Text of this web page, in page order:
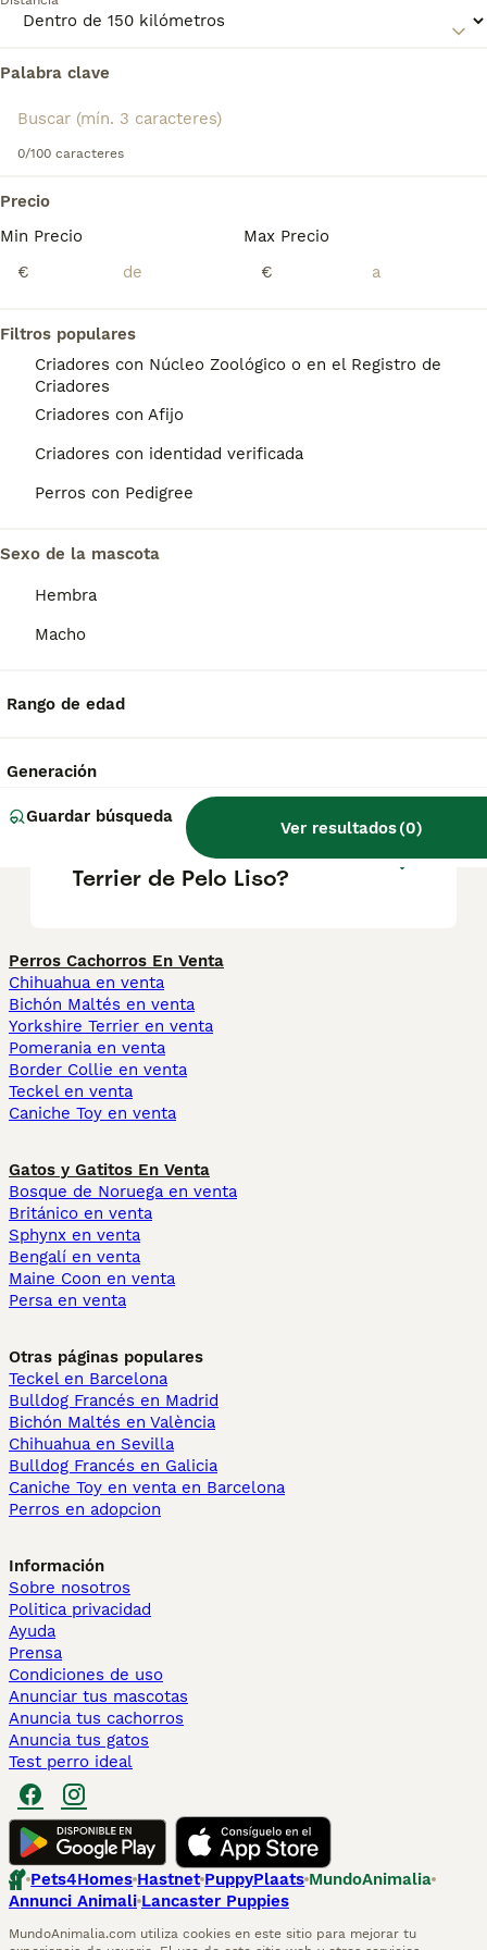
Palabra clave
0/100 caracteres
Precio
Min Precio
€
Max Precio
€
Filtros populares
Criadores con Núcleo Zoológico o en el Registro de
Criadores
Criadores con Afijo
Criadores con identidad verificada
Perros con Pedigree
Sexo de la mascota
Hembra
Macho
Rango de edad
Generación
Guardar búsqueda
Ver resultados(0)
Encontramos 0 Fox Terrier de Pelo Liso
Si deseas exactamente esta búsqueda guarda tu
búsqueda y espera el resultado perfecto:
Preguntas frecuentes
¿Los fox terriers de pelo liso
son buenas mascotas?
El Fox Terrier de pelo liso se adapta a todo
tipo de situaciones y estilos de vida. Puede
correr, jugar y explorar durante horas. Su
vitalidad lo convierte en un compañero
muchas aventuras.
¿Cuántos tipos de Fox
Terrier de Pelo Liso?
¿Cuánto cuesta un Fox
Terrier de Pelo Liso?
Perros Cachorros En Venta
Chihuahua en venta
Bichón Maltés en venta
Yorkshire Terrier en venta
Pomerania en venta
Border Collie en venta
Teckel en venta
Caniche Toy en venta
Gatos y Gatitos En Venta
Bosque de Noruega en venta
Británico en venta
Sphynx en venta
Bengalí en venta
Maine Coon en venta
Persa en venta
Otras páginas populares
Teckel en Barcelona
Bulldog Francés en Madrid
Bichón Maltés en València
Chihuahua en Sevilla
Bulldog Francés en Galicia
Caniche Toy en venta en Barcelona
Perros en adopcion
Información
Sobre nosotros
Politica privacidad
Ayuda
Prensa
Condiciones de uso
Anunciar tus mascotas
Anuncia tus cachorros
Anuncia tus gatos
Test perro ideal
Pets4Homes Hastnet PuppyPlaats MundoAnimalia
Annunci Animali Lancaster Puppies
MundoAnimalia.com utiliza cookies en este sitio para mejorar tu